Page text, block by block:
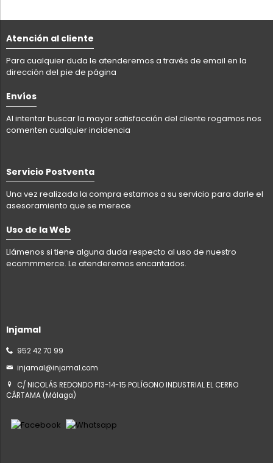
Atención al cliente
Para cualquier duda le atenderemos a través de email en la
dirección del pie de página
Envíos
Al intentar buscar la mayor satisfacción del cliente rogamos nos
comenten cualquier incidencia
Servicio Postventa
Una vez realizada la compra estamos a su servicio para darle el
asesoramiento que se merece
Uso de la Web
Llámenos si tiene alguna duda respecto al uso de nuestro
ecommmerce. Le atenderemos encantados.
Injamal
952 42 70 99
injamal@injamal.com
C/ NICOLÁS REDONDO P13-14-15 POLÍGONO INDUSTRIAL EL CERRO
CÁRTAMA (Málaga)